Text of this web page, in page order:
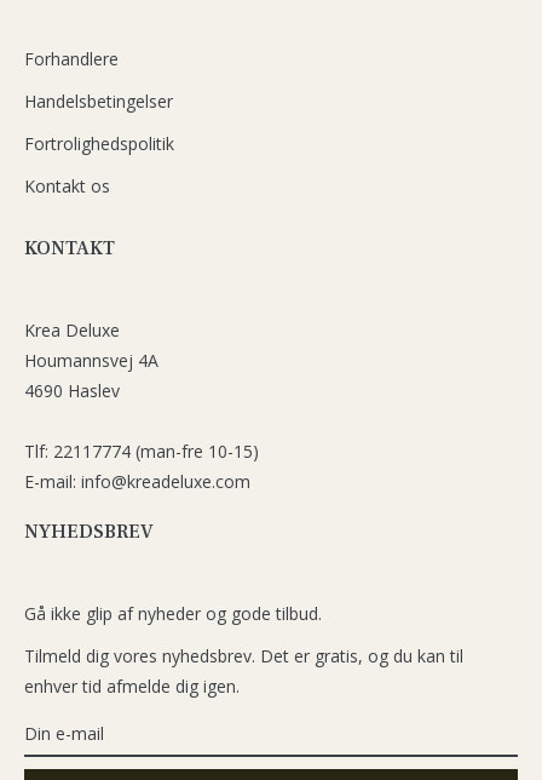
Forhandlere
Handelsbetingelser
Fortrolighedspolitik
Kontakt os
KONTAKT
Krea Deluxe
Houmannsvej 4A
4690 Haslev
Tlf: 22117774 (man-fre 10-15)
E-mail: info@kreadeluxe.com
NYHEDSBREV
Gå ikke glip af nyheder og gode tilbud.
Tilmeld dig vores nyhedsbrev. Det er gratis, og du kan til
enhver tid afmelde dig igen.